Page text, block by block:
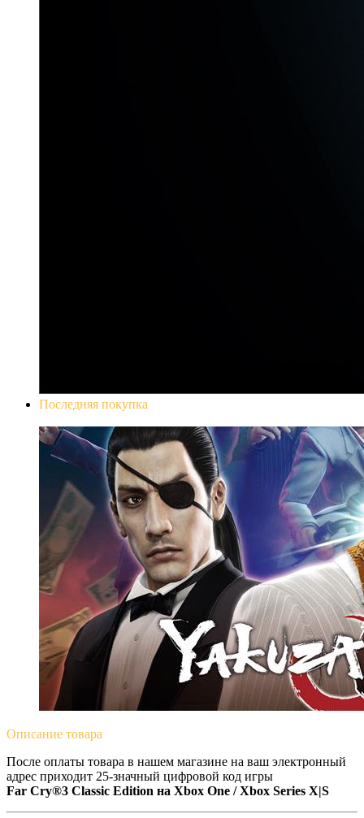
Последняя покупка
Описание товара
После оплаты товара в нашем магазине на ваш электронный
адрес приходит 25-значный цифровой код игры
Far Cry®3 Classic Edition на Xbox One / Xbox Series X|S